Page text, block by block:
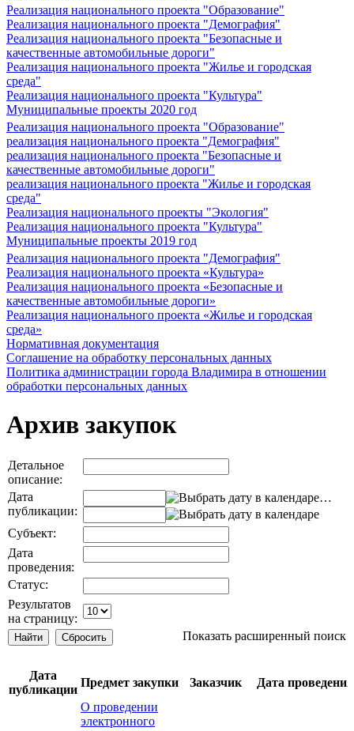
Реализация национального проекта "Образование"
Реализация национального проекта "Демография"
Реализация национального проекта "Безопасные и
качественные автомобильные дороги"
Реализация национального проекта "Жилье и городская
среда"
Реализация национального проекта "Культура"
Муниципальные проекты 2020 год
Реализация национального проекта "Образование"
реализация национального проекта "Демография"
реализация национального проекта "Безопасные и
качественные автомобильные дороги"
реализация национального проекта "Жилье и городская
среда"
Реализация национального проекты "Экология"
Реализация национального проекта "Культура"
Муниципальные проекты 2019 год
Реализация национального проекта "Демография"
Реализация национального проекта «Культура»
Реализация национального проекта «Безопасные и
качественные автомобильные дороги»
Реализация национального проекта «Жилье и городская
среда»
Нормативная документация
Соглашение на обработку персональных данных
Политика администрации города Владимира в отношении
обработки персональных данных
Архив закупок
Детальное
описание:
Дата
публикации:
…
Субъект:
Дата
проведения:
Статус:
Результатов
на страницу:
Показать расширенный поиск
Дата
публикации
Предмет закупки Заказчик Дата проведения
О проведении
электронного